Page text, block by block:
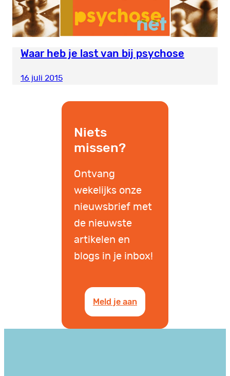
Waar heb je last van bij psychose
16 juli 2015
Niets
missen?
Ontvang
wekelijks onze
nieuwsbrief met
de nieuwste
artikelen en
blogs in je inbox!
Meld je aan